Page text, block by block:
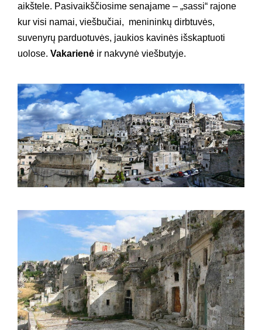
aikštele. Pasivaikščiosime senajame – „sassi“ rajone
kur visi namai, viešbučiai, menininkų dirbtuvės,
suvenyrų parduotuvės, jaukios kavinės išskaptuoti
uolose. Vakarienė ir nakvynė viešbutyje.